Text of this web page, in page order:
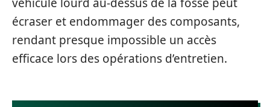
écraser et endommager des composants,
rendant presque impossible un accès
efficace lors des opérations d’entretien.